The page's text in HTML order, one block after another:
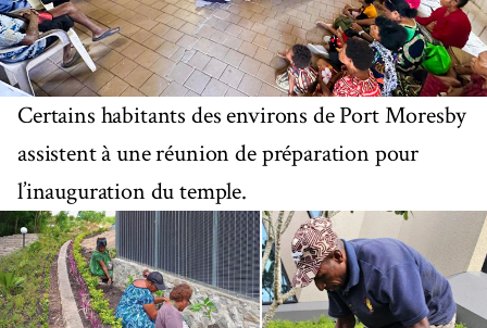
Certains habitants des environs de Port Moresby
assistent à une réunion de préparation pour
l’inauguration du temple.